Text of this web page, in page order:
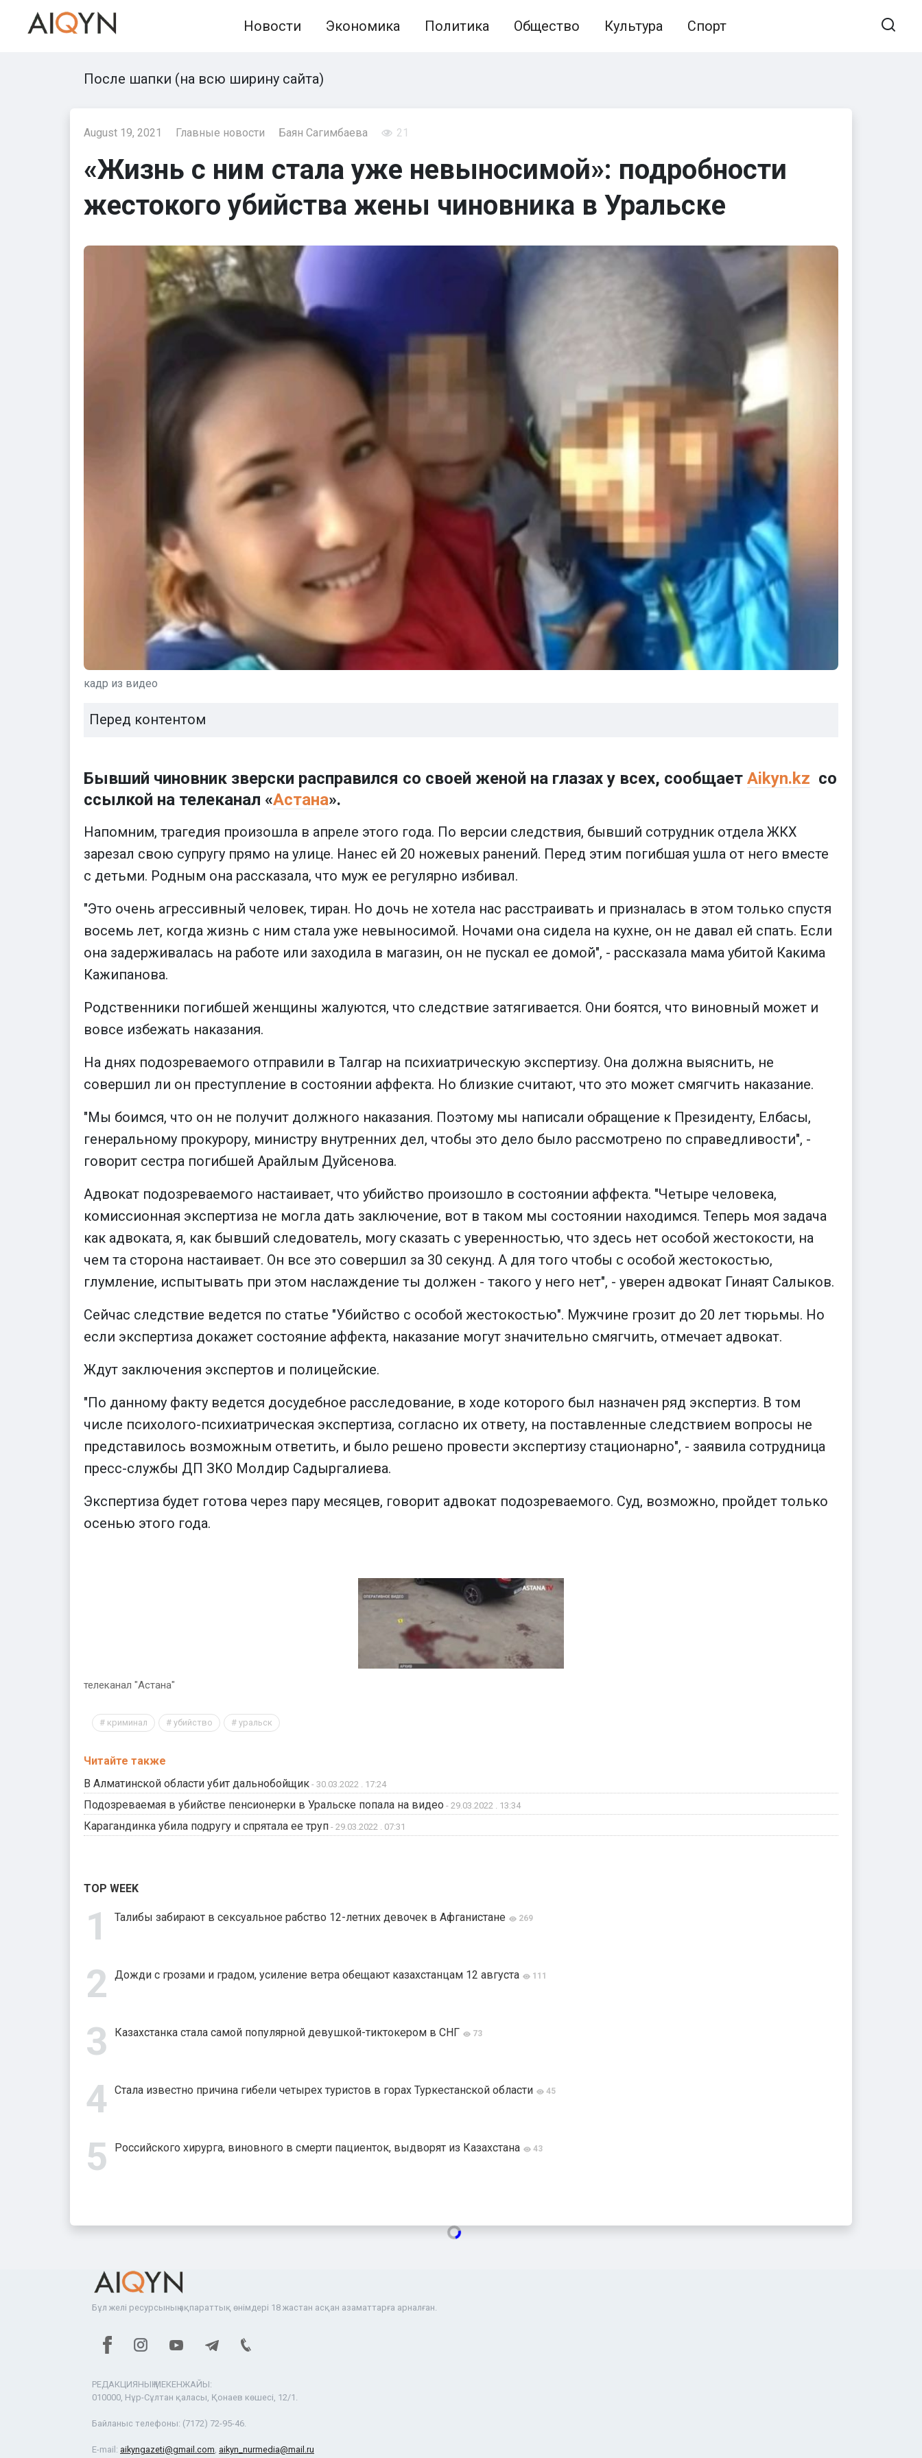
Новости Экономика Политика Общество Культура Спорт
После шапки (на всю ширину сайта)
August 19, 2021 Главные новости Баян Сагимбаева 21
«Жизнь с ним стала уже невыносимой»: подробности
жестокого убийства жены чиновника в Уральске
кадр из видео
Перед контентом
Бывший чиновник зверски расправился со своей женой на глазах у всех, сообщает Аikyn.kz со
ссылкой на телеканал «Астана».
Напомним, трагедия произошла в апреле этого года. По версии следствия, бывший сотрудник отдела ЖКХ
зарезал свою супругу прямо на улице. Нанес ей 20 ножевых ранений. Перед этим погибшая ушла от него вместе
с детьми. Родным она рассказала, что муж ее регулярно избивал.
"Это очень агрессивный человек, тиран. Но дочь не хотела нас расстраивать и призналась в этом только спустя
восемь лет, когда жизнь с ним стала уже невыносимой. Ночами она сидела на кухне, он не давал ей спать. Если
она задерживалась на работе или заходила в магазин, он не пускал ее домой", - рассказала мама убитой Какима
Кажипанова.
Родственники погибшей женщины жалуются, что следствие затягивается. Они боятся, что виновный может и
вовсе избежать наказания.
На днях подозреваемого отправили в Талгар на психиатрическую экспертизу. Она должна выяснить, не
совершил ли он преступление в состоянии аффекта. Но близкие считают, что это может смягчить наказание.
"Мы боимся, что он не получит должного наказания. Поэтому мы написали обращение к Президенту, Елбасы,
генеральному прокурору, министру внутренних дел, чтобы это дело было рассмотрено по справедливости", -
говорит сестра погибшей Арайлым Дуйсенова.
Адвокат подозреваемого настаивает, что убийство произошло в состоянии аффекта. "Четыре человека,
комиссионная экспертиза не могла дать заключение, вот в таком мы состоянии находимся. Теперь моя задача
как адвоката, я, как бывший следователь, могу сказать с уверенностью, что здесь нет особой жестокости, на
чем та сторона настаивает. Он все это совершил за 30 секунд. А для того чтобы с особой жестокостью,
глумление, испытывать при этом наслаждение ты должен - такого у него нет", - уверен адвокат Гинаят Салыков.
Сейчас следствие ведется по статье "Убийство с особой жестокостью". Мужчине грозит до 20 лет тюрьмы. Но
если экспертиза докажет состояние аффекта, наказание могут значительно смягчить, отмечает адвокат.
Ждут заключения экспертов и полицейские.
"По данному факту ведется досудебное расследование, в ходе которого был назначен ряд экспертиз. В том
числе психолого-психиатрическая экспертиза, согласно их ответу, на поставленные следствием вопросы не
представилось возможным ответить, и было решено провести экспертизу стационарно", - заявила сотрудница
пресс-службы ДП ЗКО Молдир Садыргалиева.
Экспертиза будет готова через пару месяцев, говорит адвокат подозреваемого. Суд, возможно, пройдет только
осенью этого года.
телеканал "Астана"
криминал убийство уральск
Читайте также
В Алматинской области убит дальнобойщик - 30.03.2022 . 17:24
Подозреваемая в убийстве пенсионерки в Уральске попала на видео - 29.03.2022 . 13:34
Карагандинка убила подругу и спрятала ее труп - 29.03.2022 . 07:31
TOP WEEK
Талибы забирают в сексуальное рабство 12-летних девочек в Афганистане 269
Дожди с грозами и градом, усиление ветра обещают казахстанцам 12 августа 111
Казахстанка стала самой популярной девушкой-тиктокером в СНГ 73
Стала известно причина гибели четырех туристов в горах Туркестанской области 45
Российского хирурга, виновного в смерти пациенток, выдворят из Казахстана 43
Бұл желі ресурсының ақпараттық өнімдері 18 жастан асқан азаматтарға арналған.
РЕДАКЦИЯНЫҢ МЕКЕНЖАЙЫ:
010000, Нұр-Сұлтан қаласы, Қонаев көшесі, 12/1.
Байланыс телефоны: (7172) 72-95-46.
E-mail: aikyngazeti@gmail.com aikyn_nurmedia@mail.ru